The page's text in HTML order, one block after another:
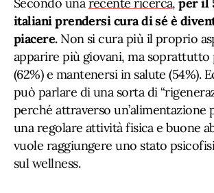
Secondo unarecente ricerca,per il
italiani prendersi cura di sé è
piacere.Non si cura più il proprio
apparire più giovani, ma soprattutto
(62%) e mantenersi in salute (54%).
può parlare di una sorta di
perché attraverso un’alimentazione
una regolare attività fisica e buone
vuole raggiungere uno stato
sul wellness.